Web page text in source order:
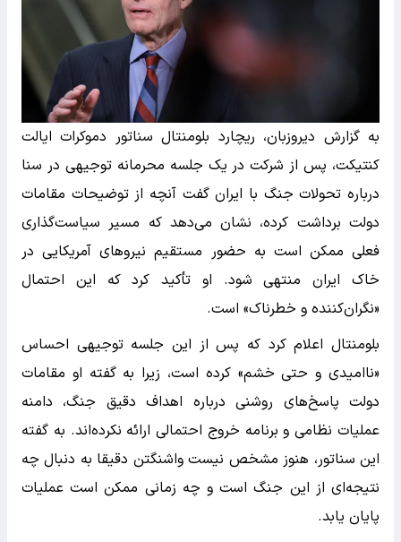
به گزارش دیروزبان، ریچارد بلومنتال سناتور دموکرات ایالت
کنتیکت، پس از شرکت در یک جلسه محرمانه توجیهی در سنا
درباره تحولات جنگ با ایران گفت آنچه از توضیحات مقامات
دولت برداشت کرده، نشان می‌دهد که مسیر سیاست‌گذاری
فعلی ممکن است به حضور مستقیم نیروهای آمریکایی در
خاک ایران منتهی شود. او تأکید کرد که این احتمال
«نگران‌کننده و خطرناک» است.
بلومنتال اعلام کرد که پس از این جلسه توجیهی احساس
«ناامیدی و حتی خشم» کرده است، زیرا به گفته او مقامات
دولت پاسخ‌های روشنی درباره اهداف دقیق جنگ، دامنه
عملیات نظامی و برنامه خروج احتمالی ارائه نکرده‌اند. به گفته
این سناتور، هنوز مشخص نیست واشنگتن دقیقا به دنبال چه
نتیجه‌ای از این جنگ است و چه زمانی ممکن است عملیات
پایان یابد.